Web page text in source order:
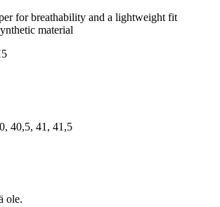
for breathability and a lightweight fit
material
40,5, 41, 41,5
ole.